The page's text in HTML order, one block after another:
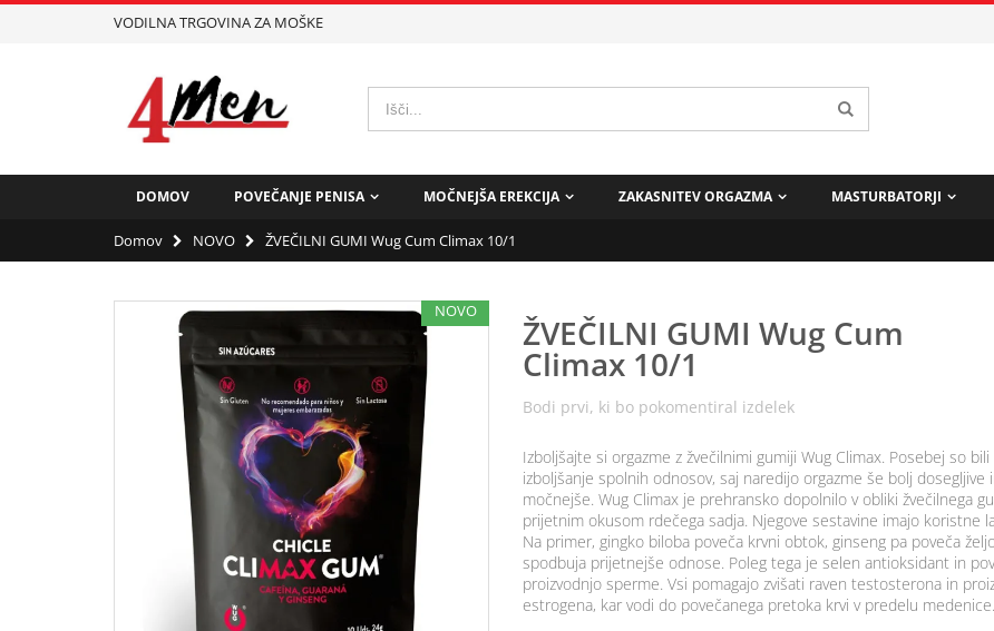
VODILNA TRGOVINA ZA MOŠKE
DOMOV POVEČANJE PENISA MOČNEJŠA EREKCIJA ZAKASNITEV ORGAZMA MASTURBATORJI
Domov NOVO ŽVEČILNI GUMI Wug Cum Climax 10/1
NOVO
ŽVEČILNI GUMI Wug Cum
Climax 10/1
Bodi prvi, ki bo pokomentiral izdelek
Izboljšajte si orgazme z žvečilnimi gumiji Wug Climax. Posebej so bili
izboljšanje spolnih odnosov, saj naredijo orgazme še bolj dosegljive
močnejše. Wug Climax je prehransko dopolnilo v obliki žvečilnega
prijetnim okusom rdečega sadja. Njegove sestavine imajo koristne
Na primer, gingko biloba poveča krvni obtok, ginseng pa poveča
spodbuja prijetnejše odnose. Poleg tega je selen antioksidant in
proizvodnjo sperme. Vsi pomagajo zvišati raven testosterona in
estrogena, kar vodi do povečanega pretoka krvi v predelu medenice.